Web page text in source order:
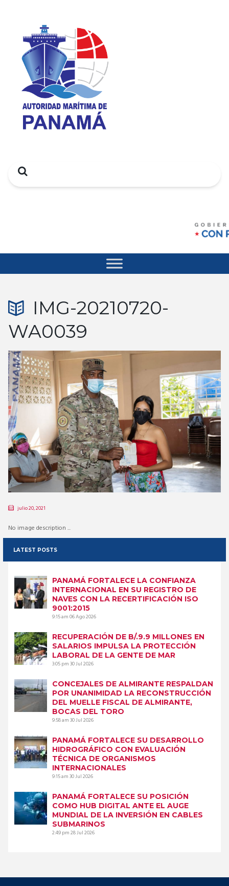
Search
IMG-20210720-
WA0039
julio 20, 2021
No image description ...
LATEST POSTS
PANAMÁ FORTALECE LA CONFIANZA
INTERNACIONAL EN SU REGISTRO DE
NAVES CON LA RECERTIFICACIÓN ISO
9001:2015
9:15 am06 Ago 2026
RECUPERACIÓN DE B/.9.9 MILLONES EN
SALARIOS IMPULSA LA PROTECCIÓN
LABORAL DE LA GENTE DE MAR
3:05 pm30 Jul 2026
CONCEJALES DE ALMIRANTE RESPALDAN
POR UNANIMIDAD LA RECONSTRUCCIÓN
DEL MUELLE FISCAL DE ALMIRANTE,
BOCAS DEL TORO
9:58 am30 Jul 2026
PANAMÁ FORTALECE SU DESARROLLO
HIDROGRÁFICO CON EVALUACIÓN
TÉCNICA DE ORGANISMOS
INTERNACIONALES
9:15 am30 Jul 2026
PANAMÁ FORTALECE SU POSICIÓN
COMO HUB DIGITAL ANTE EL AUGE
MUNDIAL DE LA INVERSIÓN EN CABLES
SUBMARINOS
2:49 pm28 Jul 2026